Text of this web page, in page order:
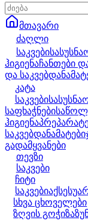
მთავარი
ძაღლი
საკვები
ჰიგიენაჩანთები
და
კატა
საკვები
საფხაჭნები
ჰიგიენა
საკვებდანამატები
გადამყვანები
თევზი
საკვები
ჩიტი
საკვები
სხვა ცხოველები
ზღვის გოჭი